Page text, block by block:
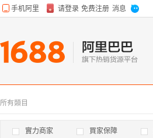
所有類目
實力商家 買家保障